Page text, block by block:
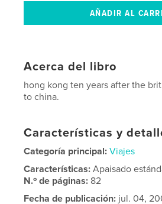
Acerca del libro
hong kong ten years after the
to china.
Características y
Categoría principal: Viajes
Características:Apaisado
N.º de páginas: 82
Fecha de publicación: jul. 04,